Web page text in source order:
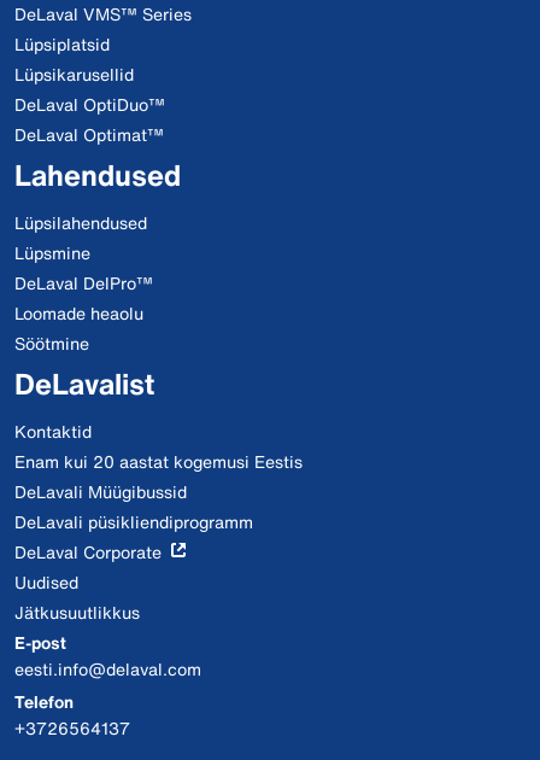
DeLaval VMS™ Series
Lüpsiplatsid
Lüpsikarusellid
DeLaval OptiDuo™
DeLaval Optimat™
Lahendused
Lüpsilahendused
Lüpsmine
DeLaval DelPro™
Loomade heaolu
Söötmine
DeLavalist
Kontaktid
Enam kui 20 aastat kogemusi Eestis
DeLavali Müügibussid
DeLavali püsikliendiprogramm
DeLaval Corporate
Uudised
Jätkusuutlikkus
E-post
eesti.info@delaval.com
Telefon
+3726564137